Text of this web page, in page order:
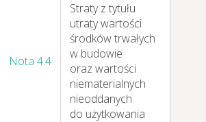
Nasza działalność i jej
wyniki w 2018 roku
Nota 4.4
Straty z tytułu
utraty wartości
środków trwałych
w budowie
oraz wartości
niematerialnych
nieoddanych
do użytkowania